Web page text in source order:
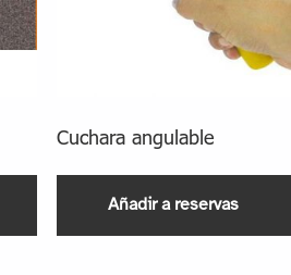
Cuchara angulable
Añadir a reservas